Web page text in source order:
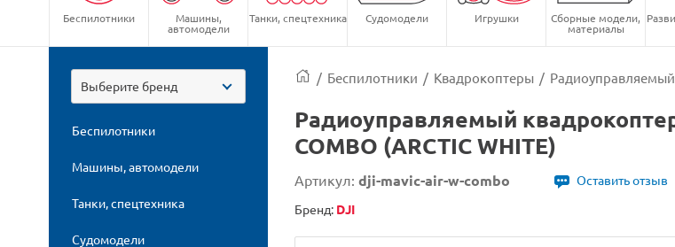
Беспилотники Машины,
автомодели
Танки, спецтехника Судомодели Игрушки Сборные модели,
материалы
Выберите бренд
Беспилотники
Машины, автомодели
Танки, спецтехника
Судомодели
/ Беспилотники / Квадрокоптеры / Радиоуправляемый
Радиоуправляемый
COMBO (ARCTIC WHITE)
Артикул: dji-mavic-air-w-combo
Оставить отзыв
Бренд: DJI